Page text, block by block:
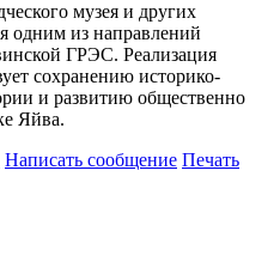
музея и других
одним из направлений
ГРЭС. Реализация
сохранению историко-
и развитию общественно
Яйва.
Написать сообщение Печать